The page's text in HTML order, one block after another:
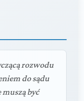
rozwodu
do sądu
być